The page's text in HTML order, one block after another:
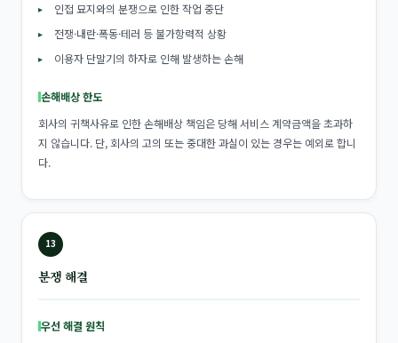
인접 묘지와의 분쟁으로 인한 작업 중단
전쟁·내란·폭동·테러 등 불가항력적 상황
이용자 단말기의 하자로 인해 발생하는 손해
손해배상 한도
회사의 귀책사유로 인한 손해배상 책임은 당해 서비스 계약금액을 초과하
지 않습니다. 단, 회사의 고의 또는 중대한 과실이 있는 경우는 예외로 합니
다.
13
분쟁 해결
우선 해결 원칙